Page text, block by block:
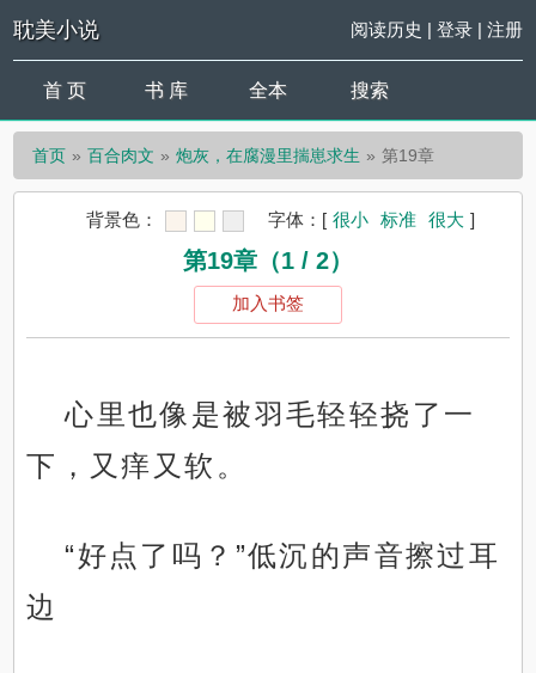
耽美小说 阅读历史 | 登录| 注册
首 页 书 库 全本 搜索
首页 百合肉文 炮灰，在腐漫里揣崽求生 第19章
背景色： 字体： [ 很小 标准 很大 ]
第19章（1 / 2）
加入书签
心里也像是被羽毛轻轻挠了一
下，又痒又软。
“好点了吗？”低沉的声音擦过耳
边